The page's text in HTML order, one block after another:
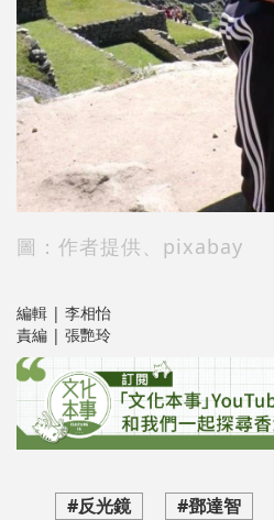
圖：作者提供、pixabay
編輯 | 李相怡
責編 | 張艷玲
#反光鏡 #鄧達智